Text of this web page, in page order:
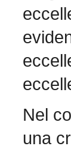
Nel
una